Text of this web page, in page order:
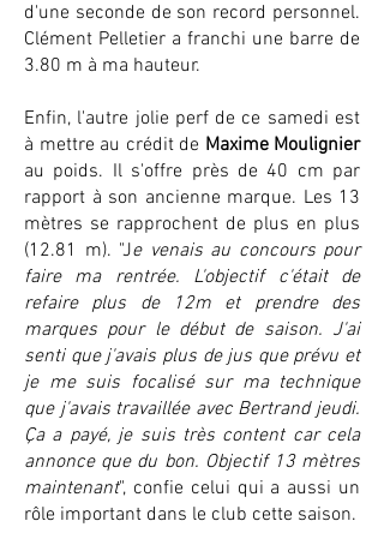
d'une seconde de son record personnel.
Clément Pelletier a franchi une barre de
3.80 m à ma hauteur.
Enfin, l'autre jolie perf de ce samedi est
à mettre au crédit de Maxime Moulignier
au poids. Il s'offre près de 40 cm par
rapport à son ancienne marque. Les 13
mètres se rapprochent de plus en plus
(12.81 m). "Je venais au concours pour
faire ma rentrée. L'objectif c'était de
refaire plus de 12m et prendre des
marques pour le début de saison. J'ai
senti que j'avais plus de jus que prévu et
je me suis focalisé sur ma technique
que j'avais travaillée avec Bertrand jeudi.
Ça a payé, je suis très content car cela
annonce que du bon. Objectif 13 mètres
maintenant", confie celui qui a aussi un
rôle important dans le club cette saison.